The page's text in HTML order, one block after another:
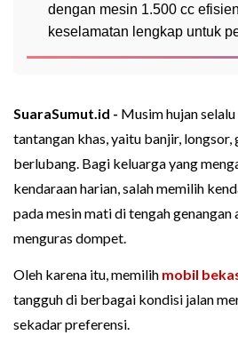
dengan mesin 1.500 cc
keselamatan lengkap untuk
SuaraSumut.id - Musim hujan
tantangan khas, yaitu banjir, longsor,
berlubang. Bagi keluarga yang
kendaraan harian, salah memilih
pada mesin mati di tengah genangan
menguras dompet.
Oleh karena itu, memilih mobil
tangguh di berbagai kondisi jalan
sekadar preferensi.